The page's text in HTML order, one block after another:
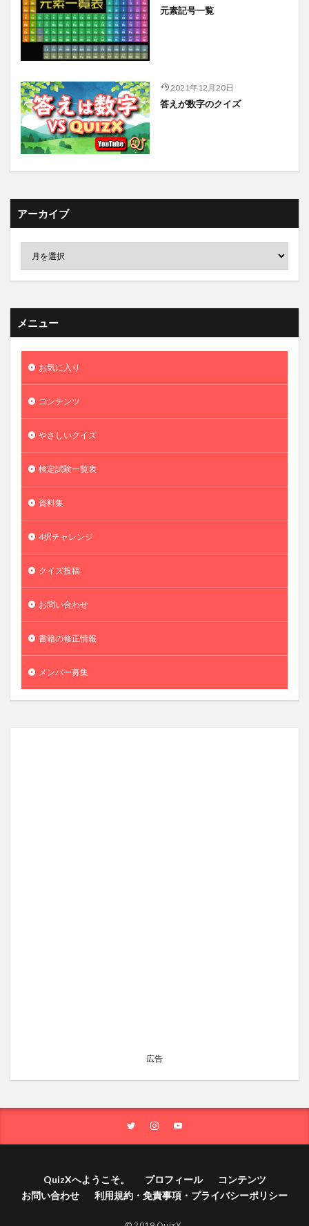
元素記号一覧
2021年12月20日
答えが数字のクイズ
アーカイブ
メニュー
お気に入り
コンテンツ
やさしいクイズ
検定試験一覧表
資料集
4択チャレンジ
クイズ投稿
お問い合わせ
書籍の修正情報
メンバー募集
広告
QuizXへようこそ。 プロフィール
コンテンツ
お問い合わせ
利用規約・免責事項・プライバシーポリシー